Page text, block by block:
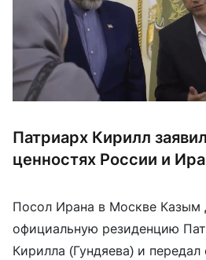
Патриарх Кирилл
ценностях России и
Посол Ирана в Москве Казым
официальную резиденцию
Кирилла (Гундяева) и